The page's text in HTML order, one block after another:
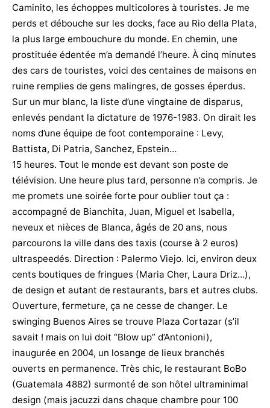
Caminito, les échoppes multicolores à touristes. Je me
perds et débouche sur les docks, face au Rio della Plata,
la plus large embouchure du monde. En chemin, une
prostituée édentée m’a demandé l’heure. À cinq minutes
des cars de touristes, voici des centaines de maisons en
ruine remplies de gens malingres, de gosses éperdus.
Sur un mur blanc, la liste d’une vingtaine de disparus,
enlevés pendant la dictature de 1976-1983. On dirait les
noms d’une équipe de foot contemporaine : Levy,
Battista, Di Patria, Sanchez, Epstein…
15 heures. Tout le monde est devant son poste de
télévision. Une heure plus tard, personne n’a compris. Je
me promets une soirée forte pour oublier tout ça :
accompagné de Bianchita, Juan, Miguel et Isabella,
neveux et nièces de Blanca, âgés de 20 ans, nous
parcourons la ville dans des taxis (course à 2 euros)
ultraspeedés. Direction : Palermo Viejo. Ici, environ deux
cents boutiques de fringues (Maria Cher, Laura Driz…),
de design et autant de restaurants, bars et autres clubs.
Ouverture, fermeture, ça ne cesse de changer. Le
swinging Buenos Aires se trouve Plaza Cortazar (s’il
savait ! mais on lui doit “Blow up” d’Antonioni),
inaugurée en 2004, un losange de lieux branchés
ouverts en permanence. Très chic, le restaurant BoBo
(Guatemala 4882) surmonté de son hôtel ultraminimal
design (mais jacuzzi dans chaque chambre pour 100